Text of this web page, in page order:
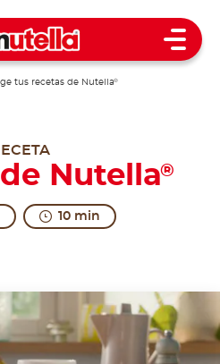
Open
tus recetas de Nutella®
Nutella®
10 min